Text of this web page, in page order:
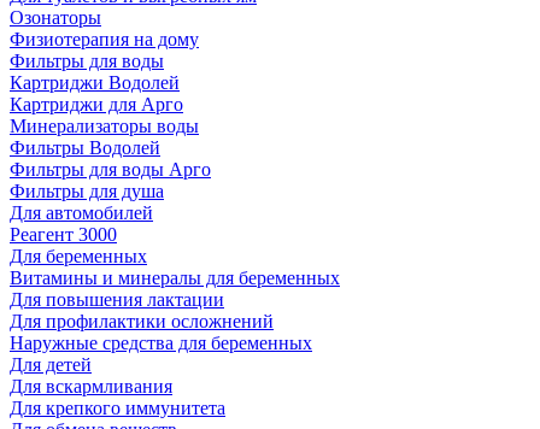
Озонаторы
Физиотерапия на дому
Фильтры для воды
Картриджи Водолей
Картриджи для Арго
Минерализаторы воды
Фильтры Водолей
Фильтры для воды Арго
Фильтры для душа
Для автомобилей
Реагент 3000
Для беременных
Витамины и минералы для беременных
Для повышения лактации
Для профилактики осложнений
Наружные средства для беременных
Для детей
Для вскармливания
Для крепкого иммунитета